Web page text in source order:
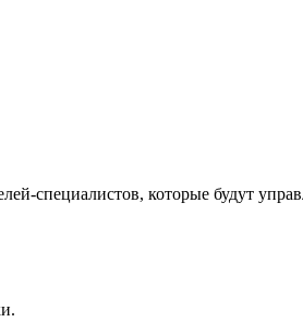
специалистов, которые будут